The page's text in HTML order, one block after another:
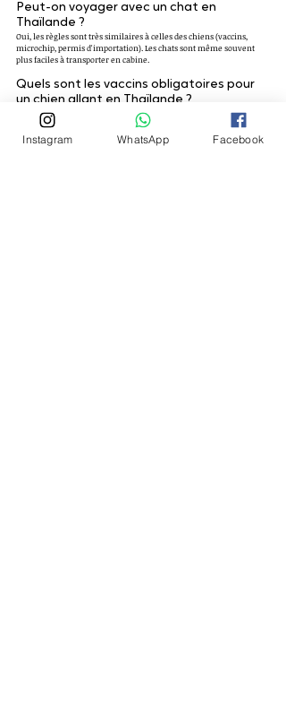
Peut-on voyager avec un chat en
Thaïlande ?
Oui, les règles sont très similaires à celles des chiens (vaccins,
microchip, permis d'importation). Les chats sont même souvent
plus faciles à transporter en cabine.
Quels sont les vaccins obligatoires pour
un chien allant en Thaïlande ?
Le vaccin contre la rage est le plus critique, avec une validité
spécifique. Les vaccins contre la maladie de Carré, l'hépatite, le
parvovirus et la leptospirose sont également requis.
Instagram WhatsApp Facebook